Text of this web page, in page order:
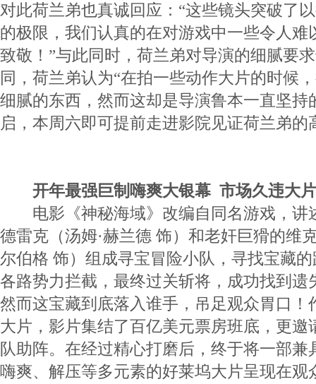
对此荷兰弟也真诚回应：“这些镜头突破了
的极限，我们认真的在对游戏中一些令人难
致敬！”与此同时，荷兰弟对导演的细腻要
同，荷兰弟认为“在拍一些动作大片的时候
细腻的东西，然而这却是导演鲁本一直坚持
启，本周六即可提前走进影院见证荷兰弟的
开年最强巨制嗨爽大银幕 市场久违大
电影《神秘海域》改编自同名游戏，讲
德雷克（汤姆·赫兰德 饰）和老奸巨猾的维
尔伯格 饰）组成寻宝冒险小队，寻找宝藏
各路势力拦截，最终过关斩将，成功找到遗
然而这宝藏到底落入谁手，吊足观众胃口！
大片，影片集结了百亿美元票房班底，更邀
队助阵。在经过精心打磨后，终于将一部兼
嗨爽、解压等多元素的好莱坞大片呈现在观